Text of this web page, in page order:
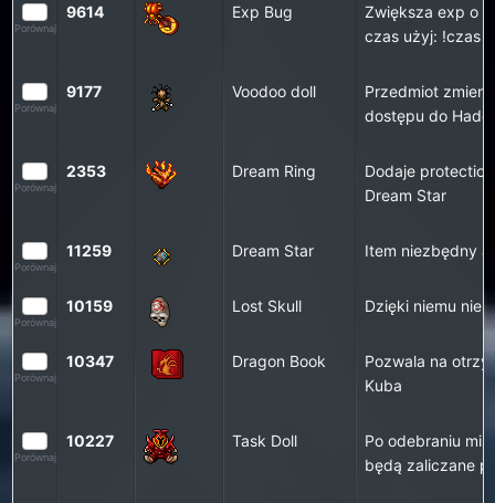
Porównaj
9614 Exp Bug
Zwiększa exp o
czas użyj: !czas
Porównaj
9177 Voodoo doll
Przedmiot
dostępu do
Porównaj
2353 Dream Ring
Dodaje
Dream Star
Porównaj
11259 Dream Star Item niezbędny
Porównaj
10159 Lost Skull Dzięki niemu nie
Porównaj
10347 Dragon Book
Pozwala na
Kuba
Porównaj
10227 Task Doll
Po odebraniu
będą zaliczane